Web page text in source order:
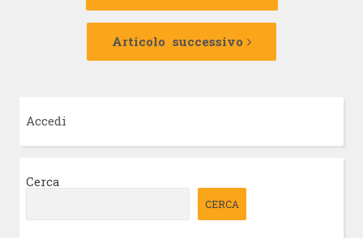
Articolo successivo
Articolo
Accedi
Cerca
CERCA